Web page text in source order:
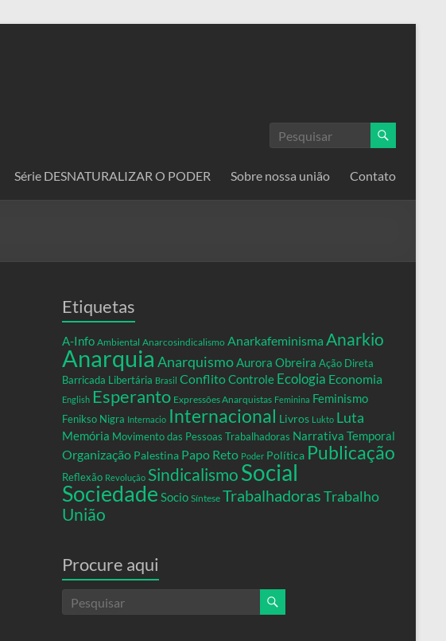
Série DESNATURALIZAR O PODER Sobre nossa união Contato
Etiquetas
A-Info Ambiental Anarcosindicalismo Anarkafeminisma Anarkio
Anarquia AnarquismoAurora Obreira Ação Direta
Barricada Libertária Brasil ConflitoControle Ecologia Economia
English Esperanto Expressões Anarquistas Feminina Feminismo
Fenikso Nigra Internacio Internacional Livros Lukto Luta
Memória Movimento das Pessoas Trabalhadoras Narrativa Temporal
Organização Palestina Papo Reto Poder Política Publicação
Reflexão Revolução Sindicalismo Social
Sociedade Socio Síntese TrabalhadorasTrabalho
União
Procure aqui